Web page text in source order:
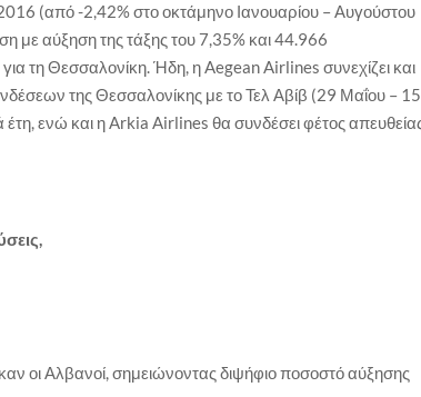
(από -2,42% στο οκτάμηνο Ιανουαρίου – Αυγούστου
με αύξηση της τάξης του 7,35% και 44.966
τη Θεσσαλονίκη. Ήδη, η Aegean Airlines συνεχίζει και
της Θεσσαλονίκης με το Τελ Αβίβ (29 Μαΐου – 15
ενώ και η Arkia Airlines θα συνδέσει φέτος
οι Αλβανοί, σημειώνοντας διψήφιο ποσοστό αύξησης